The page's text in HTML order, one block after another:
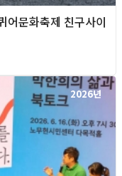
문화축제 친구사이
2026년